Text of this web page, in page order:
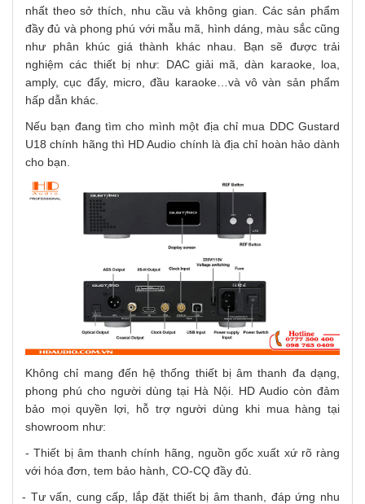
nhất theo sở thích, nhu cầu và không gian. Các sản phẩm
đầy đủ và phong phú với mẫu mã, hình dáng, màu sắc cũng
như phân khúc giá thành khác nhau. Bạn sẽ được trải
nghiệm các thiết bị như: DAC giải mã, dàn karaoke, loa,
amply, cục đẩy, micro, đầu karaoke…và vô vàn sản phẩm
hấp dẫn khác.
Nếu bạn đang tìm cho mình một địa chỉ mua DDC Gustard
U18 chính hãng thì HD Audio chính là địa chỉ hoàn hảo dành
cho bạn.
Không chỉ mang đến hệ thống thiết bị âm thanh đa dạng,
phong phú cho người dùng tại Hà Nội. HD Audio còn đảm
bảo mọi quyền lợi, hỗ trợ người dùng khi mua hàng tại
showroom như:
- Thiết bị âm thanh chính hãng, nguồn gốc xuất xứ rõ ràng
với hóa đơn, tem bảo hành, CO-CQ đầy đủ.
- Tư vấn, cung cấp, lắp đặt thiết bị âm thanh, đáp ứng nhu